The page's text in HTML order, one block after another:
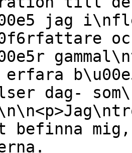
jag
dag-
befinna